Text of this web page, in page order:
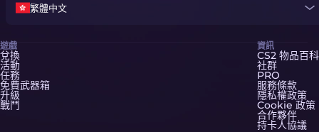
繁體中文
遊戲
兌換
活動
任務
免費武器箱
升級
戰鬥
資訊
CS2 物品百科
社群
PRO
服務條款
隱私權政策
Cookie 政策
合作夥伴
持卡人協議